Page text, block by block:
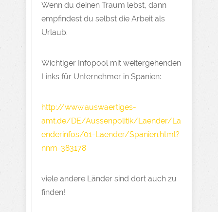
Wenn du deinen Traum lebst, dann
empfindest du selbst die Arbeit als
Urlaub.
Wichtiger Infopool mit weitergehenden
Links für Unternehmer in Spanien:
http://www.auswaertiges-
amt.de/DE/Aussenpolitik/Laender/La
enderinfos/01-Laender/Spanien.html?
nnm=383178
viele andere Länder sind dort auch zu
finden!